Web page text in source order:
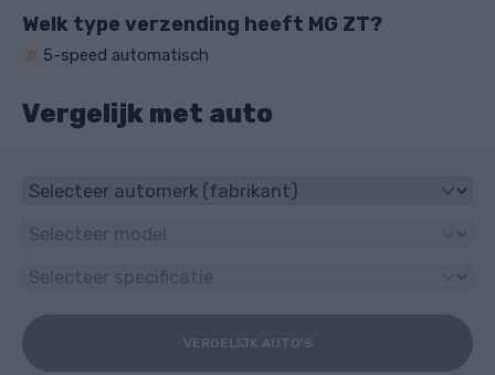
Welk type verzending heeft MG ZT?
5-speed automatisch
Vergelijk met auto
VERGELIJK AUTO'S